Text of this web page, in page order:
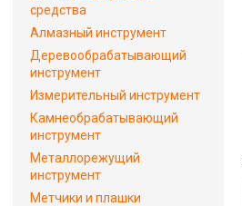
средства
Алмазный инструмент
Деревообрабатывающий
инструмент
Измерительный инструмент
Камнеобрабатывающий
инструмент
Металлорежущий
инструмент
Метчики и плашки